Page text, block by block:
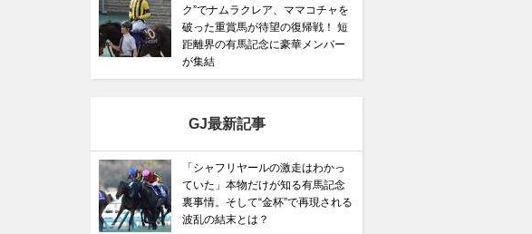
ク”でナムラクレア、ママコチャを
破った重賞馬が待望の復帰戦！ 短
距離界の有馬記念に豪華メンバー
が集結
GJ最新記事
「シャフリヤールの激走はわかっ
ていた」本物だけが知る有馬記念
裏事情。そして“金杯”で再現される
波乱の結末とは？